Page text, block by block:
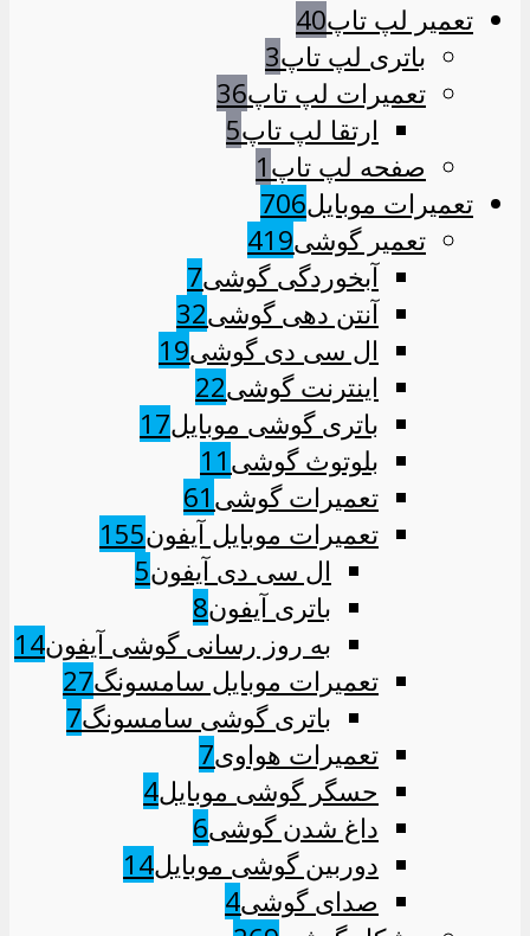
تعمیر لپ تاپ40
باتری لپ تاپ3
تعمیرات لپ تاپ36
ارتقا لپ تاپ5
صفحه لپ تاپ1
تعمیرات موبایل706
تعمیر گوشی419
آبخوردگی گوشی7
آنتن دهی گوشی32
ال سی دی گوشی19
اینترنت گوشی22
باتری گوشی موبایل17
بلوتوث گوشی11
تعمیرات گوشی61
تعمیرات موبایل آیفون155
ال سی دی آیفون5
باتری آیفون8
به روز رسانی گوشی آیفون14
تعمیرات موبایل سامسونگ27
باتری گوشی سامسونگ7
تعمیرات هواوی7
حسگر گوشی موبایل4
داغ شدن گوشی6
دوربین گوشی موبایل14
صدای گوشی4